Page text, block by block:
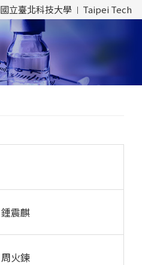
國立臺北科技大學 Taipei Tech
鍾震麒
周火鍊